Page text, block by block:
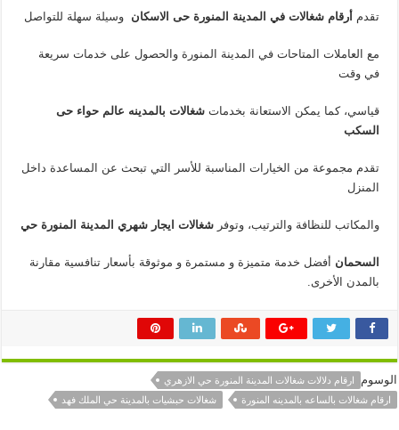
تقدم أرقام شغالات في المدينة المنورة حى الاسكان وسيلة سهلة للتواصل
مع العاملات المتاحات في المدينة المنورة والحصول على خدمات سريعة
في وقت
قياسي، كما يمكن الاستعانة بخدماتشغالات بالمدينه عالم حواء حى
السكب
تقدم مجموعة من الخيارات المناسبة للأسر التي تبحث عن المساعدة داخل
المنزل
والمكاتب للنظافة والترتيب، وتوفرشغالات ايجار شهري المدينة المنورة حي
السحمان أفضل خدمة متميزة و مستمرة و موثوقة بأسعار تنافسية مقارنة
بالمدن الأخرى.
الوسوم
ارقام دلالات شغالات المدينة المنورة حي الازهري
ارقام شغالات بالساعه بالمدينه المنورة
شغالات حبشيات بالمدينة حي الملك فهد